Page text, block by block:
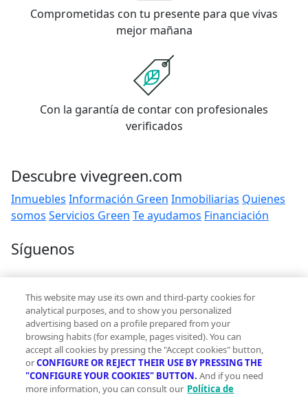
Comprometidas con tu presente para que vivas
mejor mañana
Con la garantía de contar con profesionales
verificados
Descubre vivegreen.com
Inmuebles Información Green Inmobiliarias Quienes
somos Servicios Green Te ayudamos Financiación
Síguenos
Contacto
hola@vivegreen.com
Aviso Legal
This website may use its own and third-party cookies for
analytical purposes, and to show you personalized
advertising based on a profile prepared from your
browsing habits (for example, pages visited). You can
accept all cookies by pressing the "Accept cookies" button,
orCONFIGURE OR REJECT THEIR USE BY PRESSING THE
"CONFIGURE YOUR COOKIES" BUTTON. And if you need
more information, you can consult our Política de